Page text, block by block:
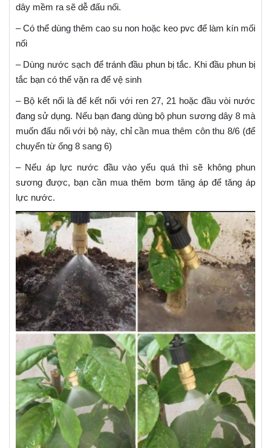
dây mềm ra sẽ dễ đấu nối.
– Có thể dùng thêm cao su non hoặc keo pvc để làm kín mối
nối
– Dùng nước sạch để tránh đầu phun bị tắc. Khi đầu phun bị
tắc bạn có thể vặn ra để vệ sinh
– Bộ kết nối là để kết nối với ren 27, 21 hoặc đầu vòi nước
đang sử dụng. Nếu bạn đang dùng bộ phun sương dây 8 mà
muốn đấu nối với bộ này, chỉ cần mua thêm côn thu 8/6 (để
chuyển từ ống 8 sang 6)
– Nếu áp lực nước đầu vào yếu quá thì sẽ không phun
sương được, bạn cần mua thêm bơm tăng áp để tăng áp
lực nước.